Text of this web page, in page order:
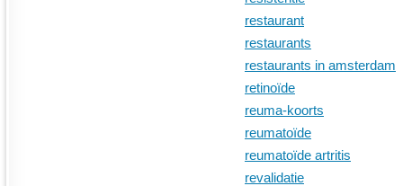
restaurant
restaurants
restaurants in amsterdam
retinoïde
reuma-koorts
reumatoïde
reumatoïde artritis
revalidatie